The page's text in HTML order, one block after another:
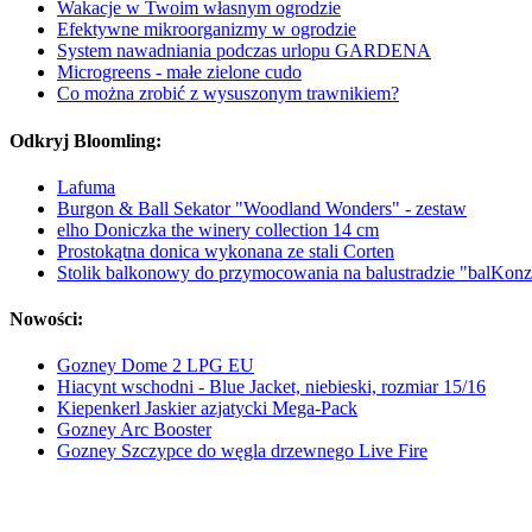
Wakacje w Twoim własnym ogrodzie
Efektywne mikroorganizmy w ogrodzie
System nawadniania podczas urlopu GARDENA
Microgreens - małe zielone cudo
Co można zrobić z wysuszonym trawnikiem?
Odkryj Bloomling:
Lafuma
Burgon & Ball Sekator "Woodland Wonders" - zestaw
elho Doniczka the winery collection 14 cm
Prostokątna donica wykonana ze stali Corten
Stolik balkonowy do przymocowania na balustradzie
Nowości:
Gozney Dome 2 LPG EU
Hiacynt wschodni - Blue Jacket, niebieski, rozmiar 15/16
Kiepenkerl Jaskier azjatycki Mega-Pack
Gozney Arc Booster
Gozney Szczypce do węgla drzewnego Live Fire